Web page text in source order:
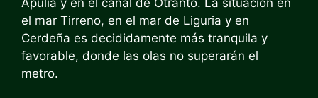
Apulia y en el canal de Otranto. La situación en
el mar Tirreno, en el mar de Liguria y en
Cerdeña es decididamente más tranquila y
favorable, donde las olas no superarán el
metro.